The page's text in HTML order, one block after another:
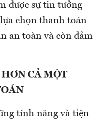
được sự tin tưởng
chọn thanh toán
an toàn và còn đảm
CẢ MỘT
tính năng và tiện